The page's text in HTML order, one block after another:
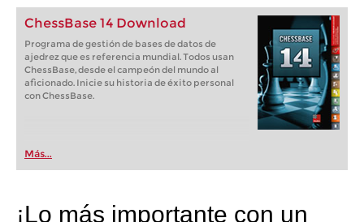
ChessBase 14 Download
Programa de gestión de bases de datos de
ajedrez que es referencia mundial. Todos usan
ChessBase, desde el campeón del mundo al
aficionado. Inicie su historia de éxito personal
con ChessBase.
Más...
¡Lo más importante con un